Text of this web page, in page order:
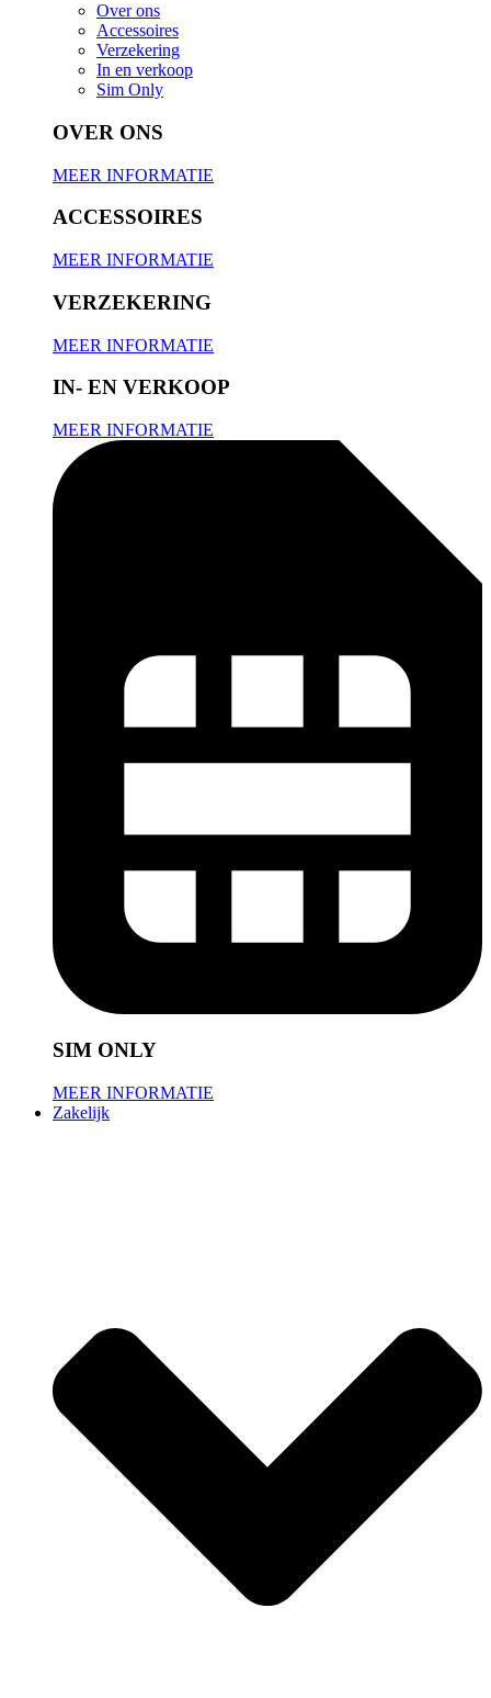
Over ons
Accessoires
Verzekering
In en verkoop
Sim Only
OVER ONS
MEER INFORMATIE
ACCESSOIRES
MEER INFORMATIE
VERZEKERING
MEER INFORMATIE
IN- EN VERKOOP
MEER INFORMATIE
SIM ONLY
MEER INFORMATIE
Zakelijk